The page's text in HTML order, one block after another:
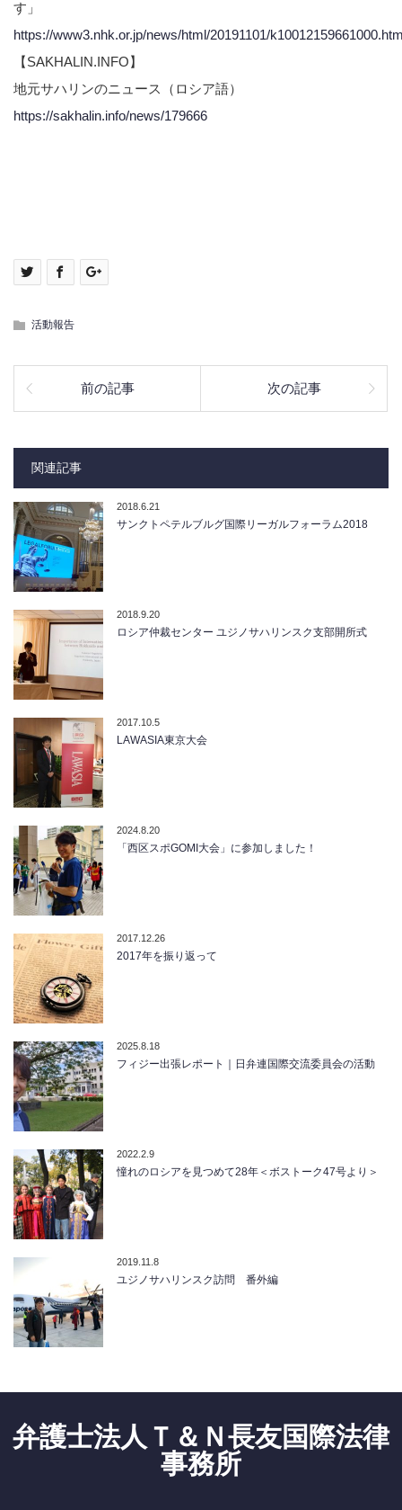
す」
https://www3.nhk.or.jp/news/html/20191101/
【SAKHALIN.INFO】
地元サハリンのニュース（ロシア語）
https://sakhalin.info/news/179666
活動報告
前の記事 次の記事
関連記事
2018.6.21
サンクトペテルブルグ国際リーガルフォーラム2018
2018.9.20
ロシア仲裁センター ユジノサハリンスク支部開所式
2017.10.5
LAWASIA東京大会
2024.8.20
「西区スポGOMI大会」に参加しました！
2017.12.26
2017年を振り返って
2025.8.18
フィジー出張レポート｜日弁連国際交流委員会の活動
2022.2.9
憧れのロシアを見つめて28年＜ボストーク47号より＞
2019.11.8
ユジノサハリンスク訪問 番外編
弁護士法人Ｔ＆Ｎ長友国際法律
事務所